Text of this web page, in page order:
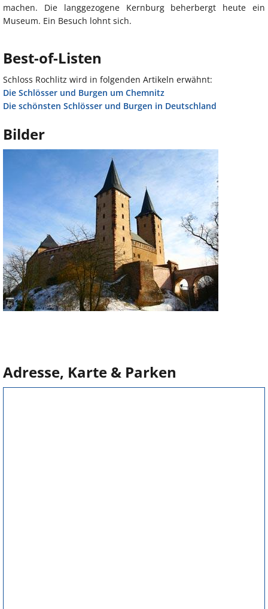
machen. Die langgezogene Kernburg beherbergt heute ein
Museum. Ein Besuch lohnt sich.
Best-of-Listen
Schloss Rochlitz wird in folgenden Artikeln erwähnt:
Die Schlösser und Burgen um Chemnitz
Die schönsten Schlösser und Burgen in Deutschland
Bilder
Adresse, Karte & Parken